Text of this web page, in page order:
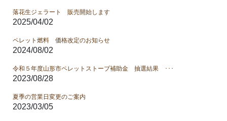
落花生ジェラート 販売開始します
2025/04/02
ペレット燃料 価格改定のお知らせ
2024/08/02
令和５年度山形市ペレットストーブ補助金 抽選結果 ･･･
2023/08/28
夏季の営業日変更のご案内
2023/03/05